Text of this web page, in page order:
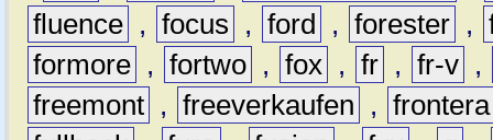
fluence , focus , ford , forester ,
formore , fortwo , fox , fr , fr-v ,
freemont , freeverkaufen , frontera